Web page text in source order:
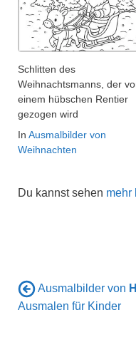
Schlitten des
Weihnachtsmanns, der
einem hübschen Rentier
gezogen wird
In Ausmalbilder von
Weihnachten
Du kannst sehen mehr
Ausmalbilder von
Ausmalen für Kinder